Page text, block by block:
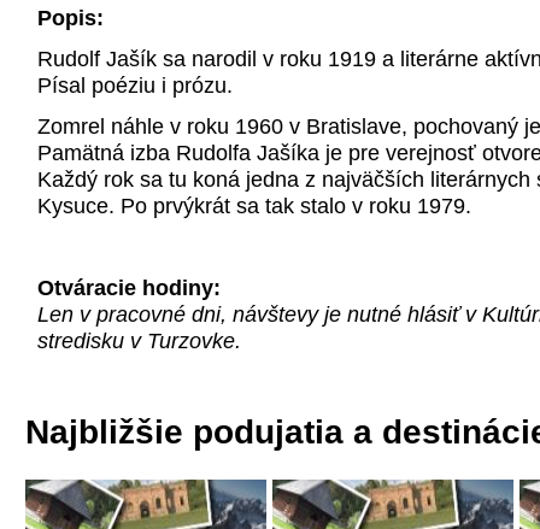
Popis:
Rudolf Jašík sa narodil v roku 1919 a literárne
Písal poéziu i prózu.
Zomrel náhle v roku 1960 v Bratislave, pochovaný
Pamätná izba Rudolfa Jašíka je pre verejnosť
Každý rok sa tu koná jedna z najväčších
Kysuce. Po prvýkrát sa tak stalo v roku 1979.
Otváracie hodiny:
Len v pracovné dni, návštevy je nutné hlásiť v
stredisku v Turzovke.
Najbližšie podujatia a